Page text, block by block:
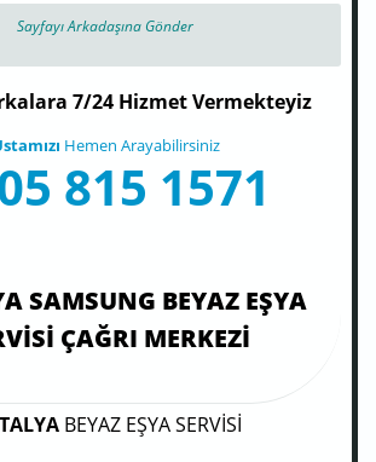
Sayfayı Arkadaşına Gönder
7/24 Hizmet Vermekteyiz
Hemen Arayabilirsiniz
815 1571
SAMSUNG BEYAZ EŞYA
ÇAĞRI MERKEZI
BEYAZ EŞYA SERVİSİ